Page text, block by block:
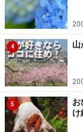
のある方がよい
く知っている
ば、地元の工務
から、その経験
は」
「あとは、そ
て、いいなと思
4 山
5
お
け